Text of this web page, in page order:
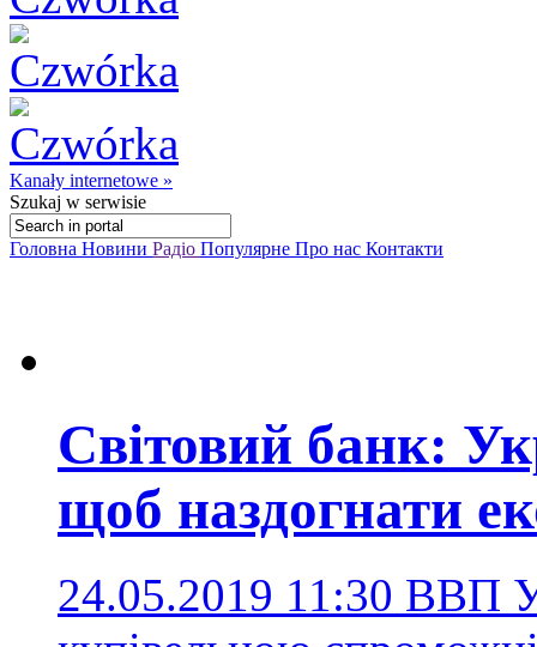
Kanały internetowe »
Szukaj w serwisie
Головна Новини Радіо Популярне Про нас Контакти
Світовий банк:
щоб наздогнати
24.05.2019 11:30 ВВП